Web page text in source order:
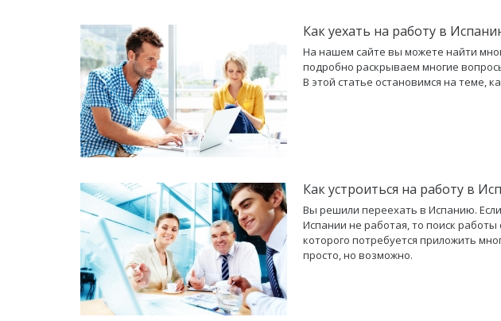
Как уехать на работу в
На нашем сайте вы можете найти
подробно раскрываем многие
В этой статье остановимся на теме,
Как устроиться на работу в
Вы решили переехать в Испанию.
Испании не работая, то поиск
которого потребуется приложить
просто, но возможно.